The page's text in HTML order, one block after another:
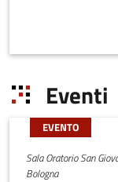
Eventi
EVENTO
Sala Oratorio San
Bologna